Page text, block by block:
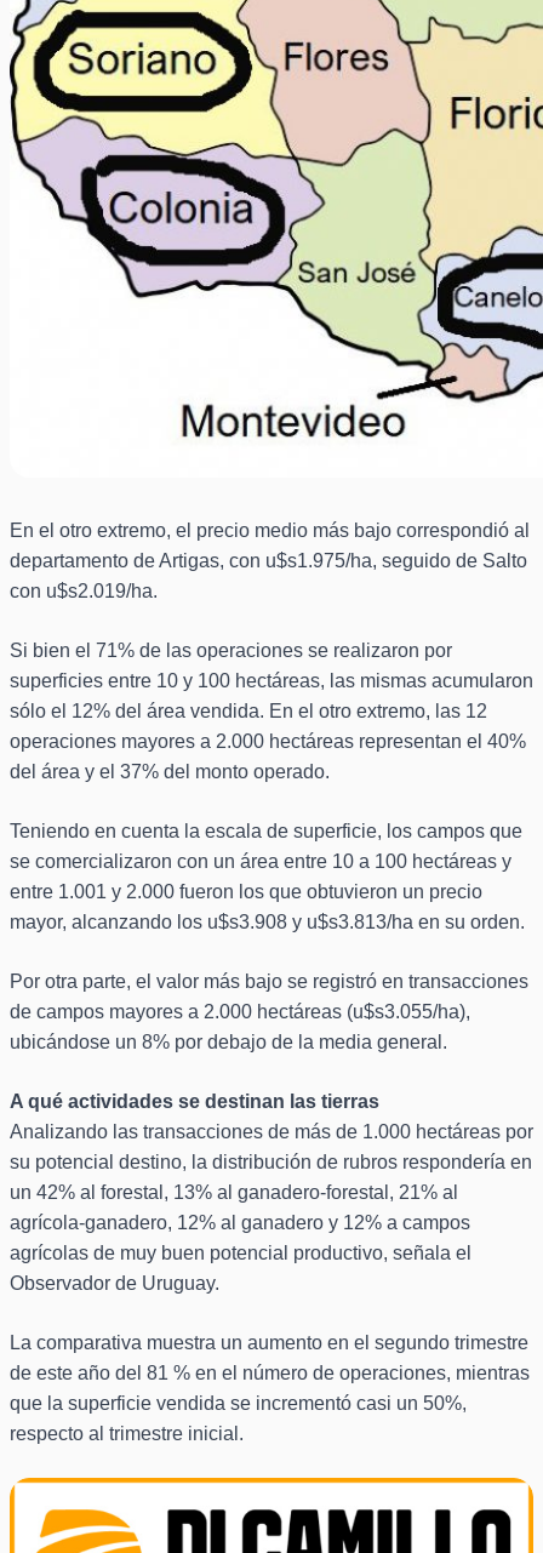
En el otro extremo, el precio medio más bajo correspondió al
departamento de Artigas, con u$s1.975/ha, seguido de Salto
con u$s2.019/ha.
Si bien el 71% de las operaciones se realizaron por
superficies entre 10 y 100 hectáreas, las mismas acumularon
sólo el 12% del área vendida. En el otro extremo, las 12
operaciones mayores a 2.000 hectáreas representan el 40%
del área y el 37% del monto operado.
Teniendo en cuenta la escala de superficie, los campos que
se comercializaron con un área entre 10 a 100 hectáreas y
entre 1.001 y 2.000 fueron los que obtuvieron un precio
mayor, alcanzando los u$s3.908 y u$s3.813/ha en su orden.
Por otra parte, el valor más bajo se registró en transacciones
de campos mayores a 2.000 hectáreas (u$s3.055/ha),
ubicándose un 8% por debajo de la media general.
A qué actividades se destinan las tierras
Analizando las transacciones de más de 1.000 hectáreas por
su potencial destino, la distribución de rubros respondería en
un 42% al forestal, 13% al ganadero-forestal, 21% al
agrícola-ganadero, 12% al ganadero y 12% a campos
agrícolas de muy buen potencial productivo, señala el
Observador de Uruguay.
La comparativa muestra un aumento en el segundo trimestre
de este año del 81 % en el número de operaciones, mientras
que la superficie vendida se incrementó casi un 50%,
respecto al trimestre inicial.